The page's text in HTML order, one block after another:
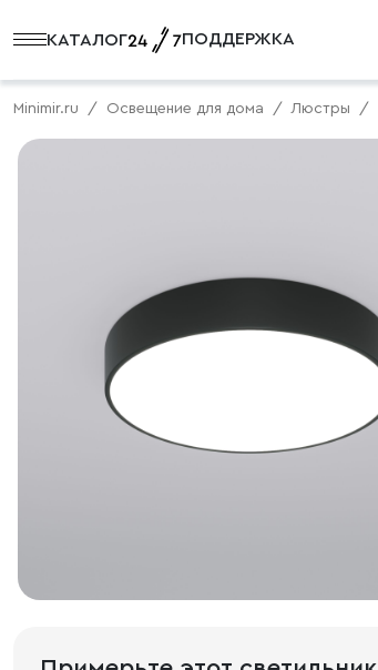
КАТАЛОГ ПОДДЕРЖКА
Minimir.ru Освещение для дома Люстры